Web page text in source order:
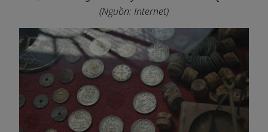
(Nguồn: Internet)